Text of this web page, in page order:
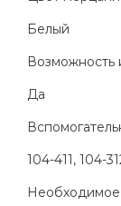
Белый
Возможность
Да
104-411, 104-